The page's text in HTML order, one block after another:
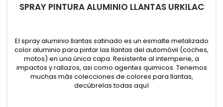
SPRAY PINTURA ALUMINIO LLANTAS URKILAC
El spray aluminio llantas satinado es un esmalte metalizado
color aluminio para pintar las llantas del automóvil (coches,
motos) en una única capa. Resistente al intemperie, a
impactos y rallazos, asi como agentes quimicos. Tenemos
muchas más colecciones de colores para llantas,
decúbrelas todas aquí